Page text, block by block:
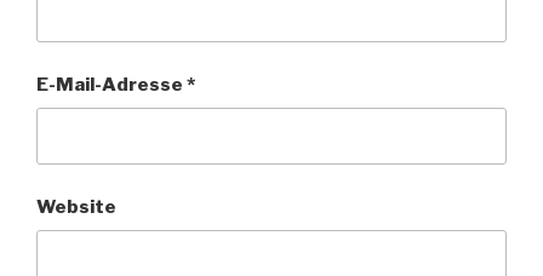
E-Mail-Adresse *
Website